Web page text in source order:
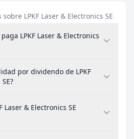
LPKF Laser & Electronics SE
LPKF Laser & Electronics
por dividendo de LPKF
Laser & Electronics SE